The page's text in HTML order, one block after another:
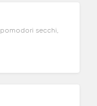
pomodori secchi,